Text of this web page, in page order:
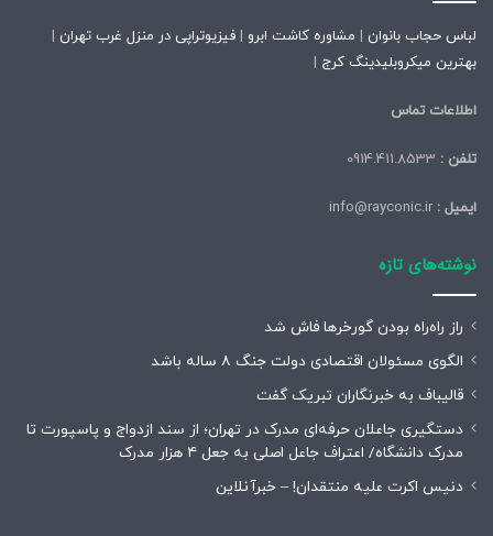
لباس حجاب بانوان | مشاوره کاشت ابرو | فیزیوتراپی در منزل غرب تهران |
بهترین میکروبلیدینگ کرج |
اطلاعات تماس
تلفن :
ایمیل :
نوشته‌های تازه
راز راه‌راه بودن گورخرها فاش شد
الگوی مسئولان اقتصادی دولت جنگ ۸ ساله باشد
قالیباف به خبرنگاران تبریک گفت
دستگیری جاعلان حرفه‌ای مدرک در تهران؛ از سند ازدواج و پاسپورت تا
مدرک دانشگاه/ اعتراف جاعل اصلی به جعل ۴ هزار مدرک
دنیس اکرت علیه منتقدان! – خبرآنلاین